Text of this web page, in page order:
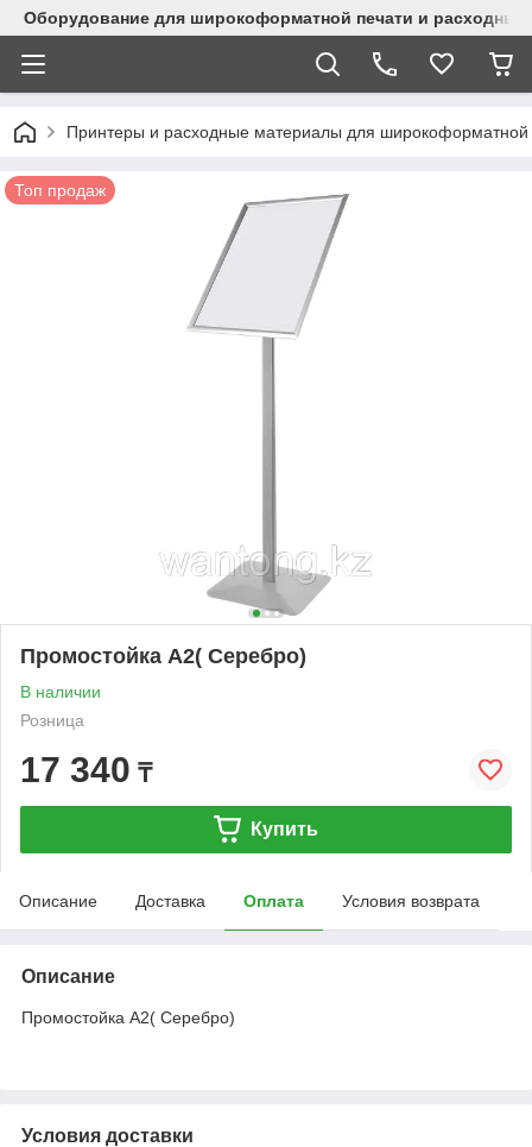
Оборудование для широкоформатной печати и
Принтеры и расходные материалы для широкоформатной
Топ продаж
Промостойка А2( Серебро)
В наличии
Розница
17 340 ₸
Купить
Описание Доставка Оплата Условия возврата
Описание
Промостойка А2( Серебро)
Условия доставки